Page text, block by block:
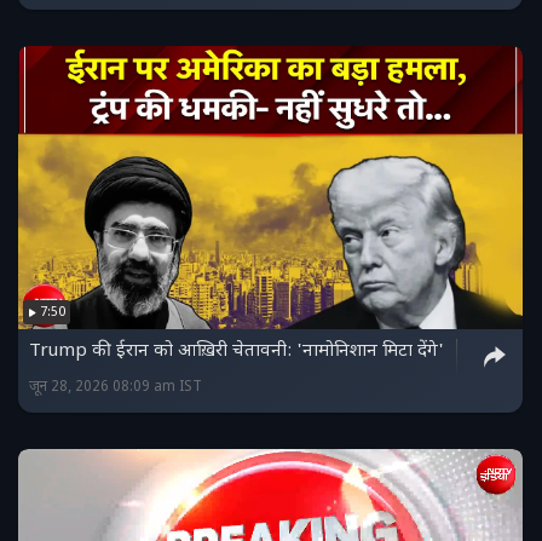
7:50
Trump की ईरान को आख़िरी चेतावनी: 'नामोनिशान मिटा देंगे'
जून 28, 2026 08:09 am IST